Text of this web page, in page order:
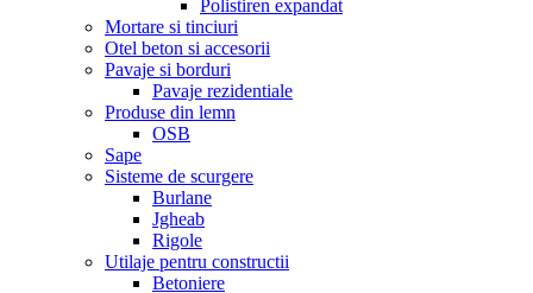
Polistiren expandat
Mortare si tinciuri
Otel beton si accesorii
Pavaje si borduri
Pavaje rezidentiale
Produse din lemn
OSB
Sape
Sisteme de scurgere
Burlane
Jgheab
Rigole
Utilaje pentru constructii
Betoniere